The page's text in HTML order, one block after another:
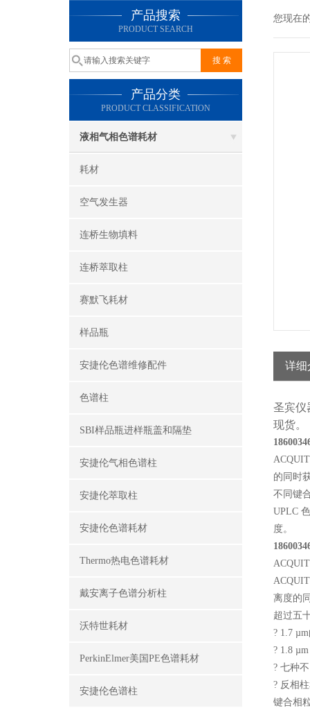
产品搜索
PRODUCT SEARCH
产品分类
PRODUCT CLASSIFICATION
液相气相色谱耗材
耗材
空气发生器
连桥生物填料
连桥萃取柱
赛默飞耗材
样品瓶
安捷伦色谱维修配件
色谱柱
SBI样品瓶进样瓶盖和隔垫
安捷伦气相色谱柱
安捷伦萃取柱
安捷伦色谱耗材
Thermo热电色谱耗材
戴安离子色谱分析柱
沃特世耗材
PerkinElmer美国PE色谱耗材
安捷伦色谱柱
您现在
详细
圣宾仪
现货。
的同时
不同键
UPLC
度。
离度的
超过五
? 1.7
? 1.8
? 七种
? 反相
键合相